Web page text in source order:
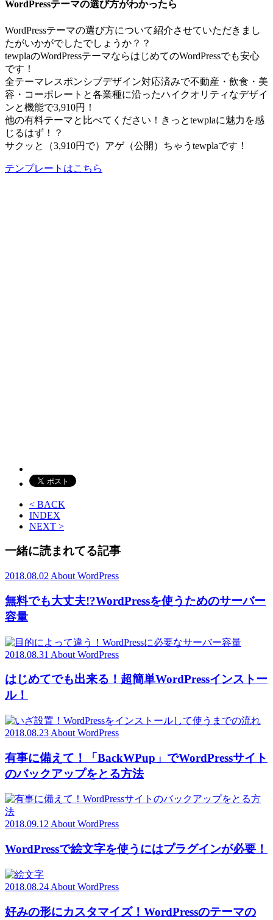
WordPressテーマの選び方がわかったら
WordPressテーマの選び方について紹介させていただきまし
たがいかがでしたでしょうか？？
tewplaのWordPressテーマならはじめてのWordPressでも安心
です！
全テーマレスポンシブデザイン対応済みで不動産・飲食・美
容・コーポレートと各業種に沿ったハイクオリティなデザイ
ンと機能で3,910円！
他の有料テーマと比べてください！きっとtewplaに魅力を感
じるはず！？
サクッと（3,910円で）アゲ（公開）ちゃうtewplaです！
テンプレートはこちら
< BACK
INDEX
NEXT >
一緒に読まれてる記事
2018.08.02 About WordPress
無料でも大丈夫!?WordPressを使うためのサーバー
容量
2018.08.31 About WordPress
はじめてでも出来る！超簡単WordPressインストー
ル！
2018.08.23 About WordPress
有事に備えて！「BackWPup」でWordPressサイト
のバックアップをとる方法
2018.09.12 About WordPress
WordPressで絵文字を使うにはプラグインが必要！
2018.08.24 About WordPress
好みの形にカスタマイズ！WordPressのテーマの